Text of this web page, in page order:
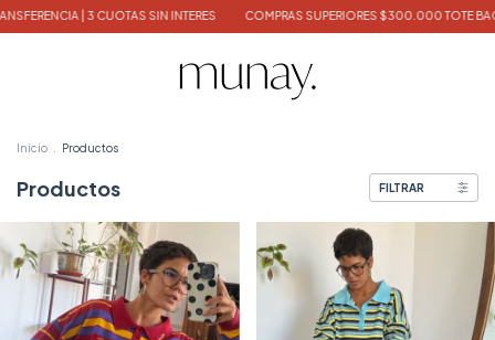
SUPERIORES $300.000 TOTE BAG DE REGALO 10% off x TRANSFERENCIA | 3
Inicio Productos
Productos FILTRAR